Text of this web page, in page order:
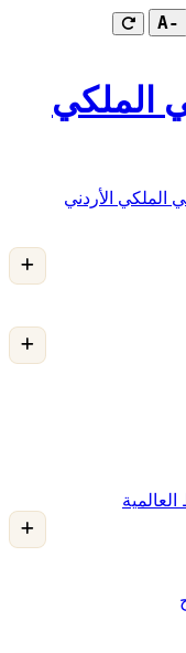
-A
الملكي
الملكي الأردني